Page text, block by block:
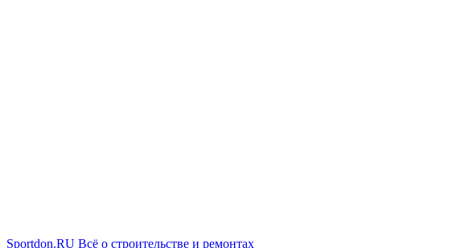
Sportdon.RU Всё о строительстве и ремонтах